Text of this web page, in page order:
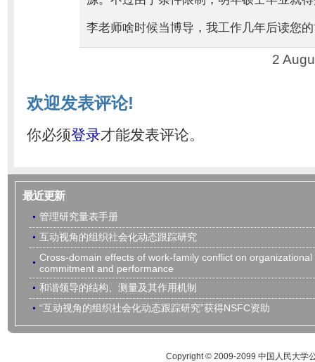
李老师啥时候当博导，我工作几年后读您
2
欢迎发表评论!
你必须登录才能发表评论。
最近更新
管理研究量表手册
互动视角的组织社会化动态跟踪研究
Cross-domain effects of work-family conflict on organizational
commitment and performance
和谐领导的结构、测量及其作用机制
“互动视角的组织社会化动态跟踪研究”获得NSFC资助
Copyright © 2009-2099 中国人民大学